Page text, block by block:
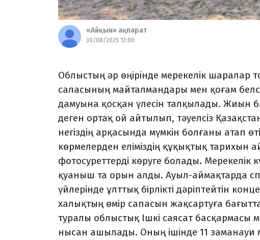
«Айқын» ақпарат
30/08/2025 12:00
Облыстың әр өңірінде мере­келік шаралар
саласының майталмандары мен қоғам
дамуына қос­қан үлесін талқылады. Жиын
деген ортақ ой ай­тылып, тәуелсіз
негіздің арқасында мүм­кін болғаны атап
көрмелерден еліміздің құқықтық
фотосуреттерді көруге болады.
қуаныш та орын алды. Ауыл-аймақтарда
үйлерінде ұлттық бірлікті дәріптейтін
ха­лықтың өмір сапасын жақсар­туға
туралы облыстық Ішкі саясат басқармасы
нысан ашылады. Оның ішінде 11 заманауи